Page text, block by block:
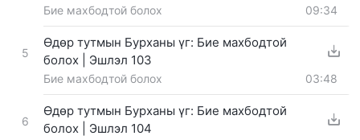
Бие махбодтой болох 09:34
5
Өдөр тутмын Бурханы үг: Бие махбодтой
болох | Эшлэл 103
Бие махбодтой болох 03:48
6
Өдөр тутмын Бурханы үг: Бие махбодтой
болох | Эшлэл 104